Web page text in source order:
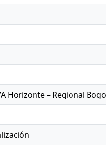
Horizonte – Regional